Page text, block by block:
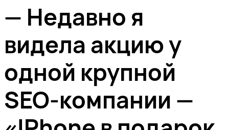
— Недавно я
видела акцию у
одной крупной
SEO-компании —